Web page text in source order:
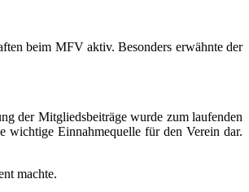
beim MFV aktiv. Besonders erwähnte der
der Mitgliedsbeiträge wurde zum laufenden
wichtige Einnahmequelle für den Verein dar.
machte.